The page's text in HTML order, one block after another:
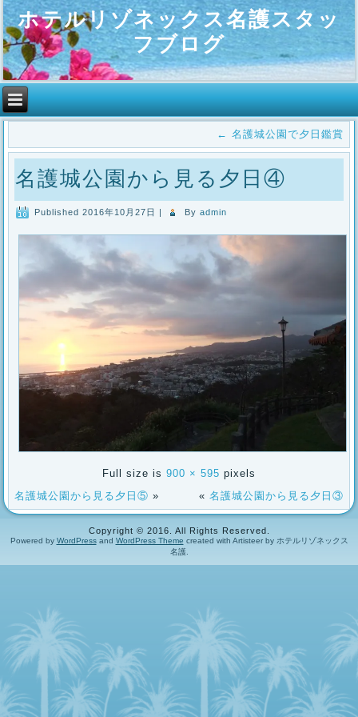
ホテルリゾネックス名護スタッ
フブログ
← 名護城公園で夕日鑑賞
名護城公園から見る夕日④
Published 2016年10月27日 By admin
Full size is 900 × 595 pixels
名護城公園から見る夕日⑤ » « 名護城公園から見る夕日③
Copyright © 2016. All Rights Reserved.
Powered by WordPressand WordPress Theme created with Artisteer by ホテルリゾネックス
名護.